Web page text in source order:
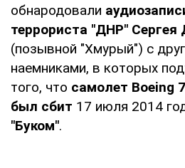
обнародовали
террориста "ДНР" Сергея
(позывной "Хмурый") с
наемниками, в которых
того, что самолет Boeing
был сбит 17 июля 2014
"Буком".